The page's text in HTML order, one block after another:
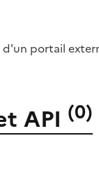
portail
API (0)